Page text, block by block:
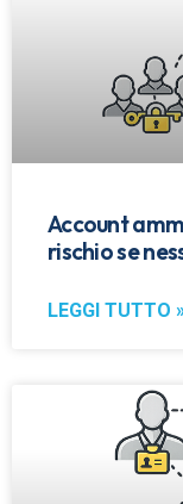
Account
rischio se
LEGGI TUTTO